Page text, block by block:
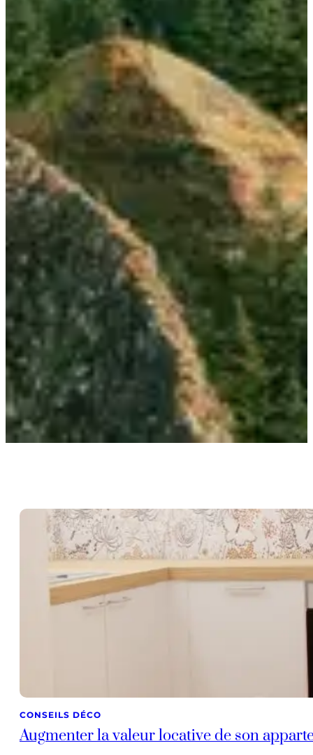
CONSEILS DÉCO
Augmenter la valeur locative de son